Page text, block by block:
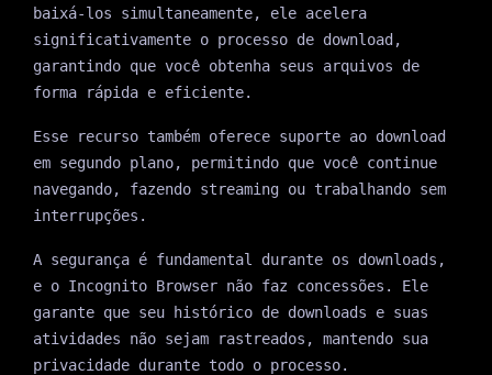
baixá-los simultaneamente, ele acelera
significativamente o processo de download,
garantindo que você obtenha seus arquivos de
forma rápida e eficiente.
Esse recurso também oferece suporte ao download
em segundo plano, permitindo que você continue
navegando, fazendo streaming ou trabalhando sem
interrupções.
A segurança é fundamental durante os downloads,
e o Incognito Browser não faz concessões. Ele
garante que seu histórico de downloads e suas
atividades não sejam rastreados, mantendo sua
privacidade durante todo o processo.